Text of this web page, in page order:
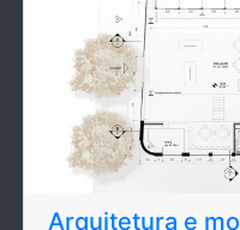
Arquitetura e